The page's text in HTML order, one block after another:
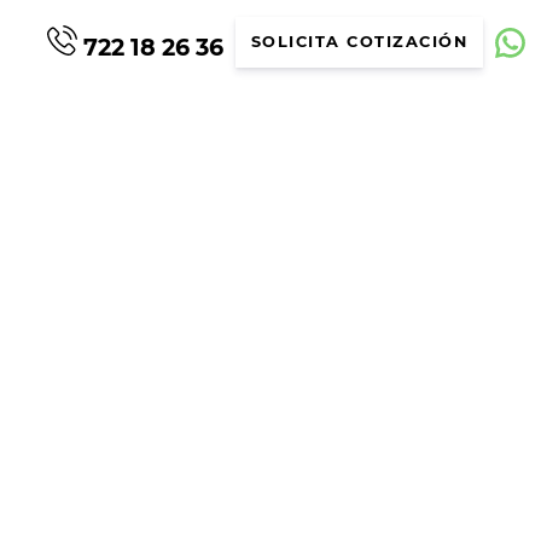
722 18 26 36 SOLICITA COTIZACIÓN